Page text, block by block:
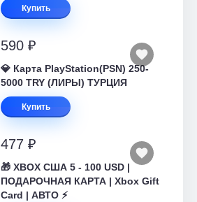
Купить
590 ₽
💎 Карта PlayStation(PSN) 250-
5000 TRY (ЛИРЫ) ТУРЦИЯ
Купить
477 ₽
🎁 XBOX США 5 - 100 USD |
ПОДАРОЧНАЯ КАРТА | Xbox Gift
Card | АВТО ⚡